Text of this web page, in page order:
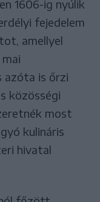
1606-ig nyúlik
fejedelem
amellyel
azóta is őrzi
közösségi
most
kulináris
hivatal